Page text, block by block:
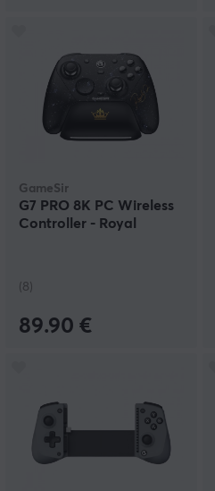
GameSir
G7 PRO 8K PC Wireless
Controller - Royal
(8)
89.90 €